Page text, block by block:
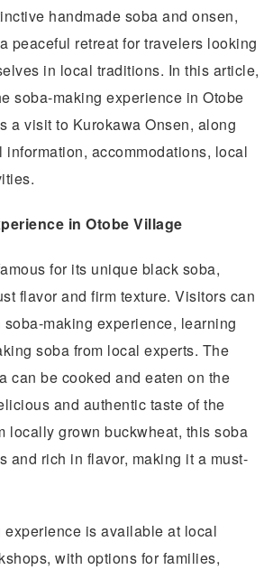
handmade soba and onsen,
peaceful retreat for travelers looking
in local traditions. In this article,
soba-making experience in Otobe
a visit to Kurokawa Onsen, along
accommodations, local
in Otobe Village
for its unique black soba,
flavor and firm texture. Visitors can
making experience, learning
soba from local experts. The
can be cooked and eaten on the
and authentic taste of the
locally grown buckwheat, this soba
and rich in flavor, making it a must-
experience is available at local
with options for families,